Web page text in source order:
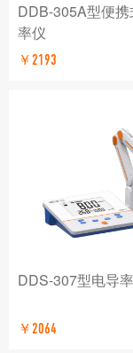
DDB-305A型便携
率仪
￥2193
DDS-307型电导
￥2064